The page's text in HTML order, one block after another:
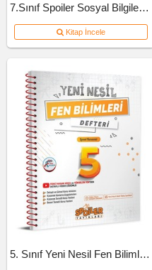
7.Sınıf Spoiler Sosyal Bilgiler Soru Bankası
Kitap İncele
5. Sınıf Yeni Nesil Fen Bilimleri Defteri